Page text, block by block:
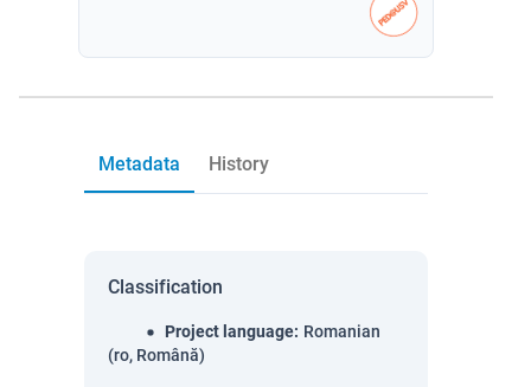
Metadata History
Classification
Project language: Romanian
(ro, Română)